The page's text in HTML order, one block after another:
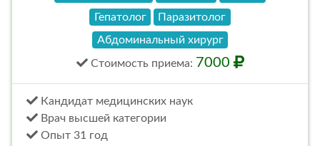
Гепатолог
Паразитолог
Абдоминальный хирург
Стоимость приема: 7000
Кандидат медицинских наук
Врач высшей категории
Опыт 31 год